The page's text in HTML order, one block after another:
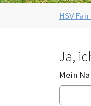
HSV
Ja,
Mein